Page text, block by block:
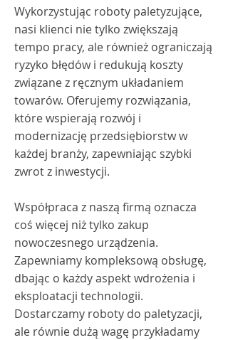
Wykorzystując roboty paletyzujące,
nasi klienci nie tylko zwiększają
tempo pracy, ale również ograniczają
ryzyko błędów i redukują koszty
związane z ręcznym układaniem
towarów. Oferujemy rozwiązania,
które wspierają rozwój i
modernizację przedsiębiorstw w
każdej branży, zapewniając szybki
zwrot z inwestycji.
Współpraca z naszą firmą oznacza
coś więcej niż tylko zakup
nowoczesnego urządzenia.
Zapewniamy kompleksową obsługę,
dbając o każdy aspekt wdrożenia i
eksploatacji technologii.
Dostarczamy roboty do paletyzacji,
ale równie dużą wagę przykładamy